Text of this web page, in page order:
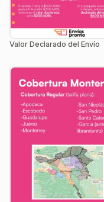
Valor Declarado del Envío